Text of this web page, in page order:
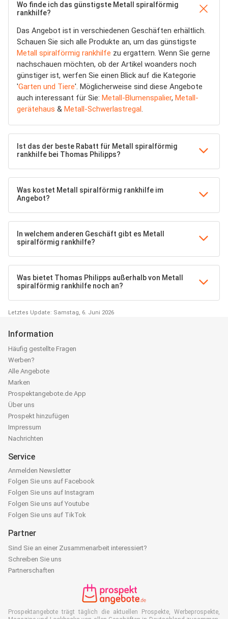
Wo finde ich das günstigste Metall spiralförmig
rankhilfe?
Das Angebot ist in verschiedenen Geschäften erhältlich.
Schauen Sie sich alle Produkte an, um das günstigste
Metall spiralförmig rankhilfe zu ergattern. Wenn Sie gerne
nachschauen möchten, ob der Artikel woanders noch
günstiger ist, werfen Sie einen Blick auf die Kategorie
'Garten und Tiere'. Möglicherweise sind diese Angebote
auch interessant für Sie: Metall-Blumenspalier, Metall-
gerätehaus & Metall-Schwerlastregal.
Ist das der beste Rabatt für Metall spiralförmig
rankhilfe bei Thomas Philipps?
Was kostet Metall spiralförmig rankhilfe im
Angebot?
In welchem anderen Geschäft gibt es Metall
spiralförmig rankhilfe?
Was bietet Thomas Philipps außerhalb von Metall
spiralförmig rankhilfe noch an?
Letztes Update: Samstag, 6. Juni 2026
Information
Häufig gestellte Fragen
Werben?
Alle Angebote
Marken
Prospektangebote.de App
Über uns
Prospekt hinzufügen
Impressum
Nachrichten
Service
Anmelden Newsletter
Folgen Sie uns auf Facebook
Folgen Sie uns auf Instagram
Folgen Sie uns auf Youtube
Folgen Sie uns auf TikTok
Partner
Sind Sie an einer Zusammenarbeit interessiert?
Schreiben Sie uns
Partnerschaften
Prospektangebote trägt täglich die aktuellen Prospekte, Werbeprospekte,